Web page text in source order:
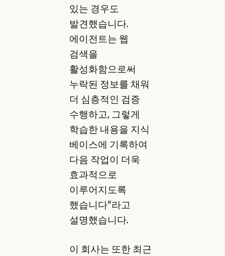
있는 경우도
발견했습니다.
에이전트는 웹
검색을
활성화함으로써
누락된 정보를 채워
더 심층적인 검증
수행하고, 그렇게
학습한 내용을 지식
베이스에 기록하여
다음 작업이 더욱
효과적으로
이루어지도록
했습니다"라고
설명했습니다.
이 회사는 또한 최근